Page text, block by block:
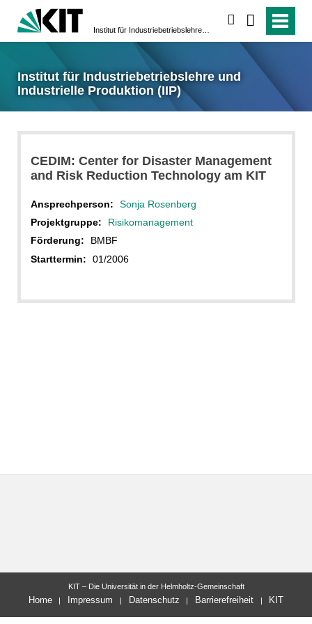
Institut für Industriebetriebslehre und
Industrielle Produktion (IIP)
CEDIM: Center for Disaster Management
and Risk Reduction Technology am KIT
Ansprechperson:
Sonja Rosenberg
Projektgruppe:
Risikomanagement
Förderung:
BMBF
Starttermin:
01/2006
KIT – Die Universität in der Helmholtz-Gemeinschaft
Home Impressum Datenschutz Barrierefreiheit KIT